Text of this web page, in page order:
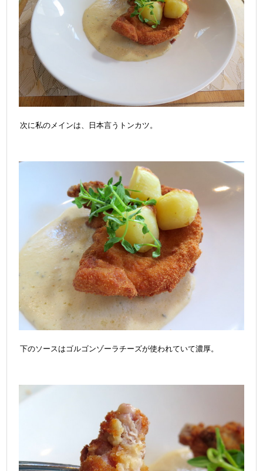
次に私のメインは、日本言うトンカツ。
下のソースはゴルゴンゾーラチーズが使われていて濃厚。